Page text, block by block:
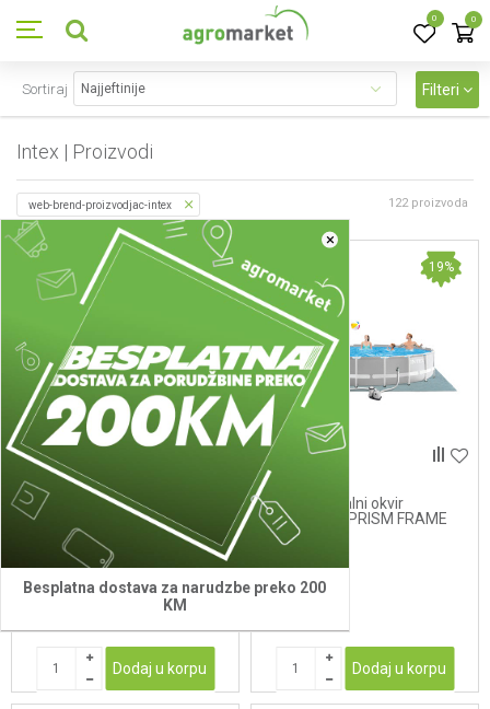
0 0
×
Besplatna dostava za narudzbe preko 200
KM
Intex | Proizvodi
Sortiraj Filteri
web-brend-proizvodjac-intex 122proizvoda
9%
Bazeni
Bazen metalni okvir ULTRA
XTR FRAME 7,32x1,32
1.999,00
KM
2.195,00KM
Dodaj u korpu
19%
Bazeni
Bazen metalni okvir
5,49X1,22 - PRISM FRAME
899,00
Dodaj u korpu